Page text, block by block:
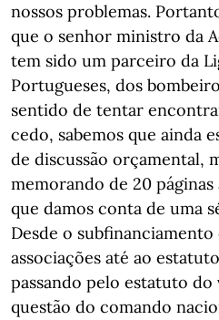
nossos problemas.
que o senhor ministro da
tem sido um parceiro da
Portugueses, dos
sentido de tentar
cedo, sabemos que ainda
de discussão orçamental,
memorando de 20
que damos conta de uma
Desde o
associações até ao
passando pelo estatuto
questão do comando